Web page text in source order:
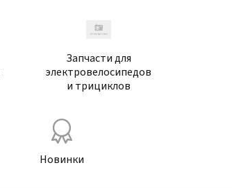
Запчасти для
электровелосипедов
и трициклов
Новинки